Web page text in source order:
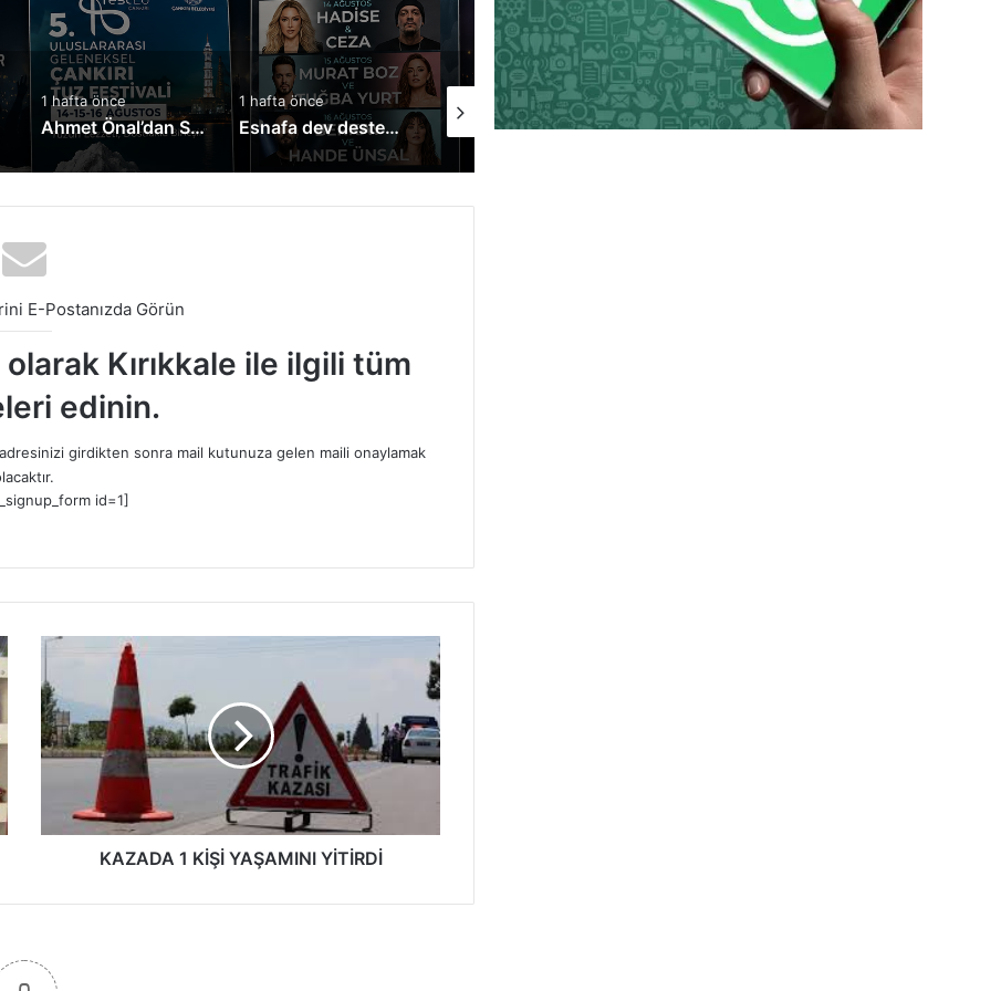
1 hafta önce
Esnafa dev destek: Kredi limitleri yükseltildi
1 hafta önce
Keskin’de Afetin Ardından Ayhan Şakar Seferberliği! TOKİ’de Yaralar Sarılıyor
3 gün önce
Kırşehir Kültürü İle Türkiyeye Ders Veriyor Kırıkkale İse Hala Seyrediyor !!!
3 gün önce
TSO Başkan Adayı Emrah Doğan’dan EXPOKALE Vizyonu
3 gün önce
E-Postanızda Görün
Kırıkkale ile ilgili tüm
edinin.
girdikten sonra mail kutunuza gelen maili onaylamak
id=1]
Z
A
D
A
İ
Y
A
KAZADA 1 KİŞİ YAŞAMINI YİTİRDİ